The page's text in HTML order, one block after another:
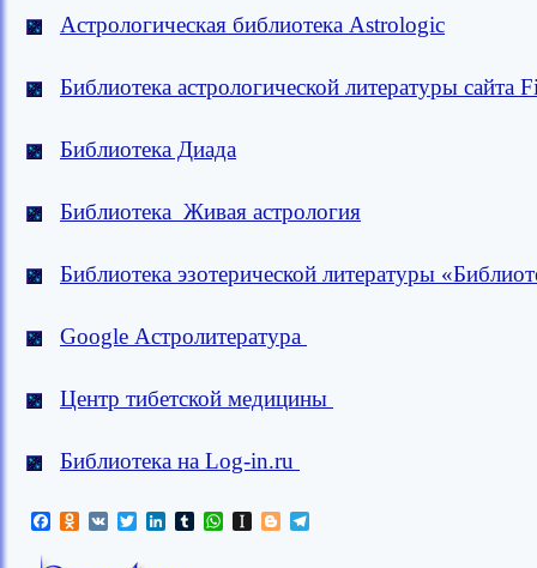
Астрологическая библиотека Astrologic
Библиотека астрологической литературы сайта
Библиотека Диада
Библиотека Живая астрология
Библиотека эзотерической литературы
Google Астролитература
Центр тибетской медицины
Библиотека на Log-in.ru
Facebook
Odnoklassniki
VK TwitterLinkedIn
TumblrWhatsApp
Instapaper
Blogger